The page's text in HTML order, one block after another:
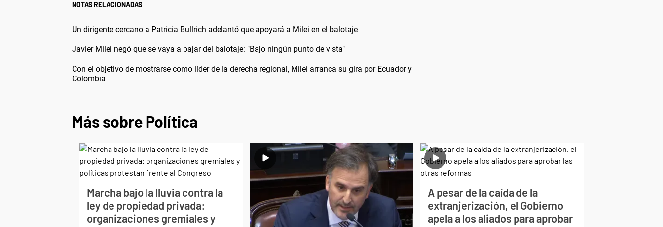
NOTAS RELACIONADAS
Un dirigente cercano a Patricia Bullrich adelantó que apoyará a Milei en el balotaje
Javier Milei negó que se vaya a bajar del balotaje: "Bajo ningún punto de vista"
Con el objetivo de mostrarse como líder de la derecha regional, Milei arranca su gira por Ecuador y
Colombia
Más sobre Política
Marcha bajo la lluvia contra la
ley de propiedad privada:
organizaciones gremiales y
A pesar de la caída de la
extranjerización, el Gobierno
apela a los aliados para aprobar